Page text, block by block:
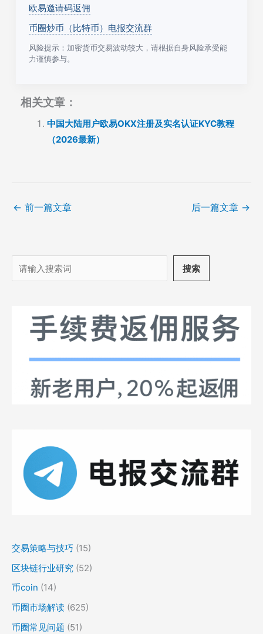
欧易邀请码返佣
币圈炒币（比特币）电报交流群
风险提示：加密货币交易波动较大，请根据自身风险承受能
力谨慎参与。
相关文章：
中国大陆用户欧易OKX注册及实名认证KYC教程
（2026最新）
← 前一篇文章 后一篇文章 →
搜
索
搜索
交易策略与技巧 (15)
区块链行业研究 (52)
币coin (14)
币圈市场解读 (625)
币圈常见问题 (51)